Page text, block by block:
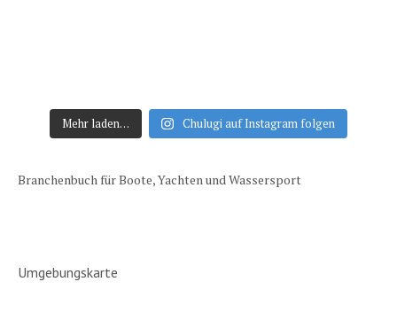
Mehr laden… Chulugi auf Instagram folgen
Branchenbuch für Boote, Yachten und Wassersport
Umgebungskarte